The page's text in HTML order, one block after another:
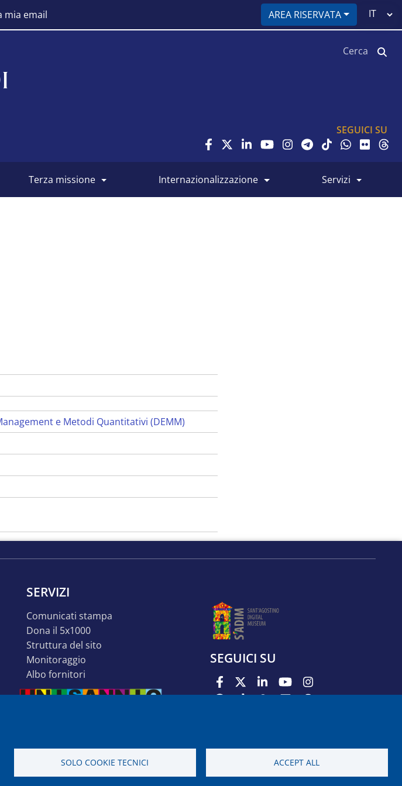
mia email AREA RISERVATA
Select
SEGUICI SU
terza missione internazionalizzazione servizi
e Metodi Quantitativi (DEMM)
SERVIZI
comunicati stampa
dona il 5x1000
struttura del sito
monitoraggio
albo fornitori
SEGUICI SU
SOLO COOKIE TECNICI ACCEPT ALL